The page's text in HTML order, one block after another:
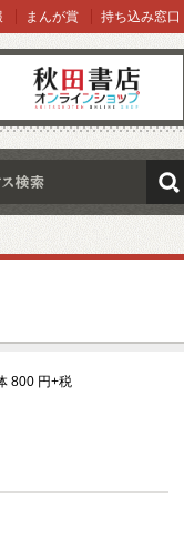
ンラインショップ
まんが賞 持ち込み窓口
検索
800 円+税